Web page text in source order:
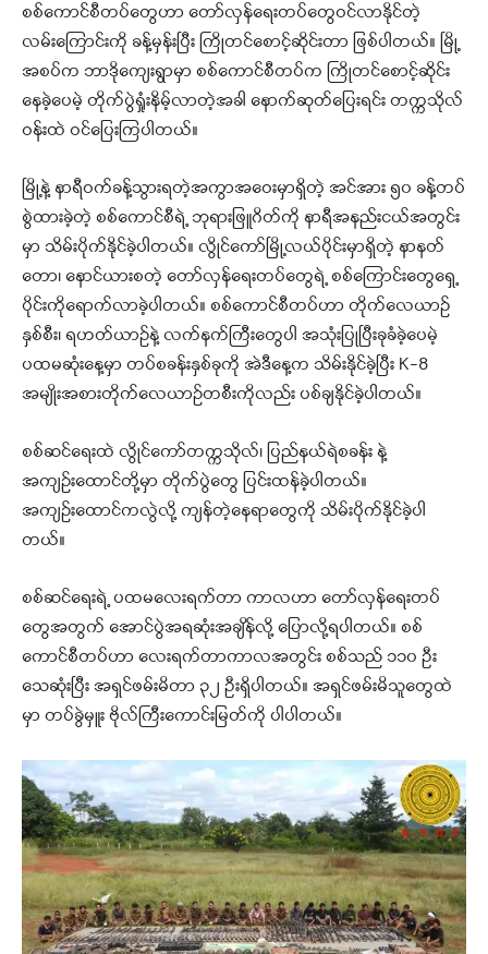
စစ်ကောင်စီတပ်တွေဟာ တော်လှန်ရေးတပ်တွေဝင်လာနိုင်တဲ့
လမ်းကြောင်းကို ခန့်မှန်းပြီး ကြိုတင်စောင့်ဆိုင်းတာ ဖြစ်ပါတယ်။ မြို့
အစပ်က ဘာဒိုကျေးရွာမှာ စစ်ကောင်စီတပ်က ကြိုတင်စောင့်ဆိုင်း
နေခဲ့ပေမဲ့ တိုက်ပွဲရှုံးနိမ့်လာတဲ့အခါ နောက်ဆုတ်ပြေးရင်း တက္ကသိုလ်
ဝန်းထဲ ဝင်ပြေးကြပါတယ်။
မြို့နဲ့ နာရီဝက်ခန့်သွားရတဲ့အကွာအဝေးမှာရှိတဲ့ အင်အား ၅၀ ခန့်တပ်
စွဲထားခဲ့တဲ့ စစ်ကောင်စီရဲ့ ဘုရားဖြူဂိတ်ကို နာရီအနည်းငယ်အတွင်း
မှာ သိမ်းပိုက်နိုင်ခဲ့ပါတယ်။ လွိုင်ကော်မြို့လယ်ပိုင်းမှာရှိတဲ့ နာနတ်
တော၊ နောင်ယားစတဲ့ တော်လှန်ရေးတပ်တွေရဲ့ စစ်ကြောင်းတွေရှေ့
ပိုင်းကိုရောက်လာခဲ့ပါတယ်။ စစ်ကောင်စီတပ်ဟာ တိုက်လေယာဉ်
နှစ်စီး၊ ရဟတ်ယာဉ်နဲ့ လက်နက်ကြီးတွေပါ အသုံးပြုပြီးခုခံခဲ့ပေမဲ့
ပထမဆုံးနေ့မှာ တပ်စခန်းနှစ်ခုကို အဲဒီနေ့က သိမ်းနိုင်ခဲ့ပြီး K-8
အမျိုးအစားတိုက်လေယာဉ်တစီးကိုလည်း ပစ်ချနိုင်ခဲ့ပါတယ်။
စစ်ဆင်ရေးထဲ လွိုင်ကော်တက္ကသိုလ်၊ ပြည်နယ်ရဲစခန်း နဲ့
အကျဉ်းထောင်တို့မှာ တိုက်ပွဲတွေ ပြင်းထန်ခဲ့ပါတယ်။
အကျဉ်းထောင်ကလွဲလို့ ကျန်တဲ့နေရာတွေကို သိမ်းပိုက်နိုင်ခဲ့ပါ
တယ်။
စစ်ဆင်ရေးရဲ့ ပထမလေးရက်တာ ကာလဟာ တော်လှန်ရေးတပ်
တွေအတွက် အောင်ပွဲအရဆုံးအချိန်လို့ ပြောလို့ရပါတယ်။ စစ်
ကောင်စီတပ်ဟာ လေးရက်တာကာလအတွင်း စစ်သည် ၁၁၀ ဦး
သေဆုံးပြီး အရှင်ဖမ်းမိတာ ၃၂ ဦးရှိပါတယ်။ အရှင်ဖမ်းမိသူတွေထဲ
မှာ တပ်ခွဲမှူး ဗိုလ်ကြီးကောင်းမြတ်ကို ပါပါတယ်။